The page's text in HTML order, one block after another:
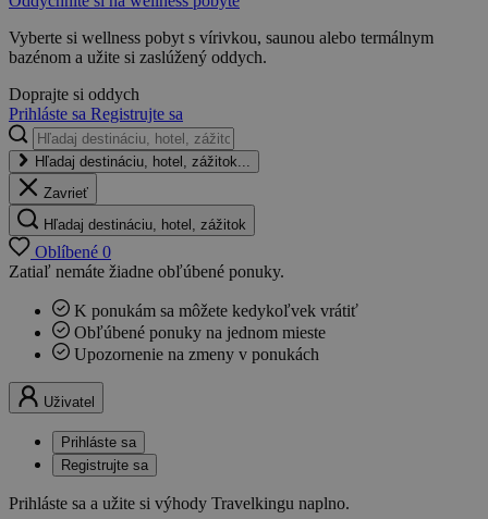
Vyberte si wellness pobyt s vírivkou, saunou alebo termálnym
bazénom a užite si zaslúžený oddych.
Doprajte si oddych
Prihláste sa Registrujte sa
Hľadaj destináciu, hotel, zážitok...
Zavrieť
Hľadaj destináciu, hotel, zážitok
Oblíbené 0
Zatiaľ nemáte žiadne obľúbené ponuky.
K ponukám sa môžete kedykoľvek vrátiť
Obľúbené ponuky na jednom mieste
Upozornenie na zmeny v ponukách
Uživatel
Prihláste sa
Registrujte sa
Prihláste sa a užite si výhody Travelkingu naplno.